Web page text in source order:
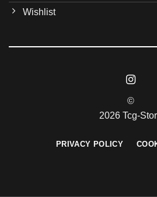
Wishlist
©
2026 Tcg-
PRIVACY POLICY